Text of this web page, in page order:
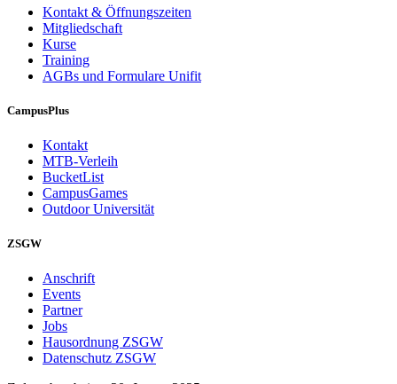
Kontakt & Öffnungszeiten
Mitgliedschaft
Kurse
Training
AGBs und Formulare Unifit
CampusPlus
Kontakt
MTB-Verleih
BucketList
CampusGames
Outdoor Universität
ZSGW
Anschrift
Events
Partner
Jobs
Hausordnung ZSGW
Datenschutz ZSGW